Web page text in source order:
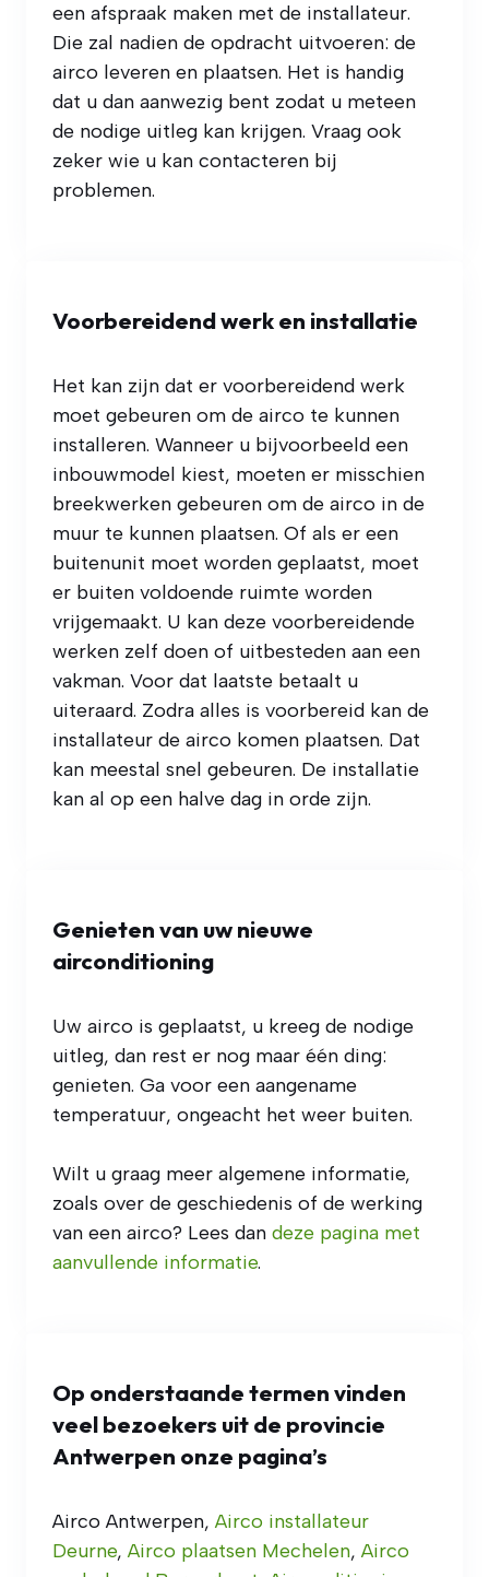
een afspraak maken met de installateur.
Die zal nadien de opdracht uitvoeren: de
airco leveren en plaatsen. Het is handig
dat u dan aanwezig bent zodat u meteen
de nodige uitleg kan krijgen. Vraag ook
zeker wie u kan contacteren bij
problemen.
Voorbereidend werk en installatie
Het kan zijn dat er voorbereidend werk
moet gebeuren om de airco te kunnen
installeren. Wanneer u bijvoorbeeld een
inbouwmodel kiest, moeten er misschien
breekwerken gebeuren om de airco in de
muur te kunnen plaatsen. Of als er een
buitenunit moet worden geplaatst, moet
er buiten voldoende ruimte worden
vrijgemaakt. U kan deze voorbereidende
werken zelf doen of uitbesteden aan een
vakman. Voor dat laatste betaalt u
uiteraard. Zodra alles is voorbereid kan de
installateur de airco komen plaatsen. Dat
kan meestal snel gebeuren. De installatie
kan al op een halve dag in orde zijn.
Genieten van uw nieuwe
airconditioning
Uw airco is geplaatst, u kreeg de nodige
uitleg, dan rest er nog maar één ding:
genieten. Ga voor een aangename
temperatuur, ongeacht het weer buiten.
Wilt u graag meer algemene informatie,
zoals over de geschiedenis of de werking
van een airco? Lees dan deze pagina met
aanvullende informatie.
Op onderstaande termen vinden
veel bezoekers uit de provincie
Antwerpen onze pagina’s
Airco Antwerpen, Airco installateur
Deurne, Airco plaatsen Mechelen, Airco